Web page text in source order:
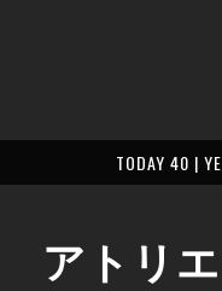
TODAY 40 |
アトリ